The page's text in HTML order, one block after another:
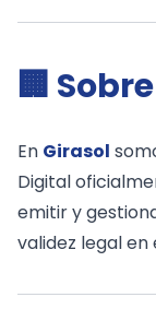
🏢
En Girasol
Digital
emitir y
validez legal en